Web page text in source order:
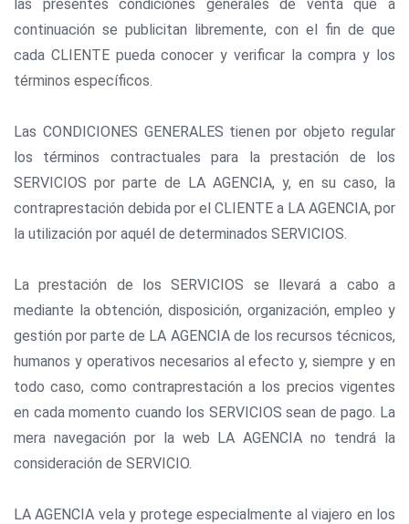
las presentes condiciones generales de venta que a
continuación se publicitan libremente, con el fin de que
cada CLIENTE pueda conocer y verificar la compra y los
términos específicos.
Las CONDICIONES GENERALES tienen por objeto regular
los términos contractuales para la prestación de los
SERVICIOS por parte de LA AGENCIA, y, en su caso, la
contraprestación debida por el CLIENTE a LA AGENCIA, por
la utilización por aquél de determinados SERVICIOS.
La prestación de los SERVICIOS se llevará a cabo a
mediante la obtención, disposición, organización, empleo y
gestión por parte de LA AGENCIA de los recursos técnicos,
humanos y operativos necesarios al efecto y, siempre y en
todo caso, como contraprestación a los precios vigentes
en cada momento cuando los SERVICIOS sean de pago. La
mera navegación por la web LA AGENCIA no tendrá la
consideración de SERVICIO.
LA AGENCIA vela y protege especialmente al viajero en los